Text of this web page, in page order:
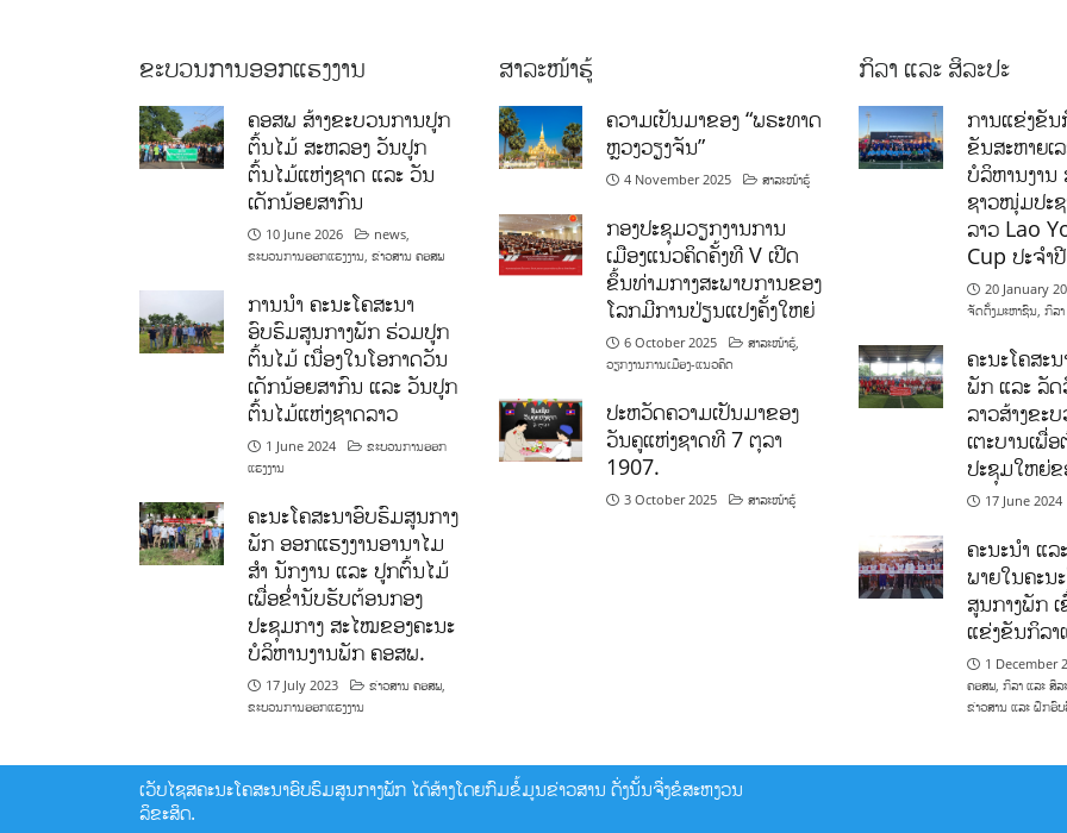
ຂະບວນການອອກແຮງງານ
ຄອສພ ສ້າງຂະບວນການປູກ
ຕົ້ນໄມ້ ສະຫລອງ ວັນປູກ
ຕົ້ນໄມ້ແຫ່ງຊາດ ແລະ ວັນ
ເດັກນ້ອຍສາກົນ
10 June 2026 news,
ຂະບວນການອອກແຮງງານ, ຂ່າວສານ ຄອສພ
ການນໍາ ຄະນະໂຄສະນາ
ອົບຮົມສູນກາງພັກ ຮ່ວມປູກ
ຕົ້ນໄມ້ ເນື່ອງໃນໂອກາດວັນ
ເດັກນ້ອຍສາກົນ ແລະ ວັນປູກ
ຕົ້ນໄມ້ແຫ່ງຊາດລາວ
1 June 2024
ຂະບວນການອອກ
ແຮງງານ
ຄະນະໂຄສະນາອົບຮົມສູນກາງ
ພັກ ອອກແຮງງານອານາໄມ
ສໍາ ນັກງານ ແລະ ປູກຕົ້ນໄມ້
ເພື່ອຂໍ່ານັບຮັບຕ້ອນກອງ
ປະຊຸມກາງ ສະໄໝຂອງຄະນະ
ບໍລິຫານງານພັກ ຄອສພ.
17 July 2023 ຂ່າວສານ ຄອສພ,
ຂະບວນການອອກແຮງງານ
ສາລະໜ້າຮູ້
ຄວາມເປັນມາຂອງ “ພຣະທາດ
ຫຼວງວຽງຈັນ”
4 November 2025 ສາລະໜ້າຮູ້
ກອງປະຊຸມວຽກງານການ
ເມືອງແນວຄິດຄັ້ງທີ V ເປີດ
ຂຶ້ນທ່າມກາງສະພາບການຂອງ
ໂລກມີການປ່ຽນແປງຄັ້ງໃຫຍ່
6 October 2025 ສາລະໜ້າຮູ້,
ວຽກງານການເມືອງ-ແນວຄິດ
ປະຫວັດຄວາມເປັນມາຂອງ
ວັນຄູແຫ່ງຊາດທີ 7 ຕຸລາ
1907.
3 October 2025 ສາລະໜ້າຮູ້
ກິລາ ແລະ ສິລະປະ
ການແຂ່ງຂັນ
ຂັນສະຫາຍເ
ບໍລິຫານງານ
ຊາວໜຸ່ມປະ
ລາວ Lao
Cup ປະຈຳ
20 January
ຈັດຕັ້ງມະຫາຊົນ, ກິລາ
ຄະນະໂຄສະ
ພັກ ແລະ ລັ
ລາວສ້າງຂະ
ເຕະບານເພື່
ປະຊຸມໃຫຍ່
17 June 2024
ຄະນະນຳ ແລ
ພາຍໃນຄະນ
ສູນກາງພັກ
ແຂ່ງຂັນກິລ
1 December
ຄອສພ, ກິລາ ແລະ ສິລ
ຂ່າວສານ ແລະ ຝຶກອົ
ເວັບໄຊສຄະນະໂຄສະນາອົບຮົມສູນກາງພັກ ໄດ້ສ້າງໂດຍກົມຂໍ້ມູນຂ່າວສານ ດັ່ງນັ້ນຈື່ງຂໍສະຫງວນ
ລິຂະສິດ.